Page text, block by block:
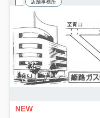
店舗事務所
NEW